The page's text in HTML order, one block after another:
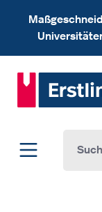
Zum Hauptinhalt